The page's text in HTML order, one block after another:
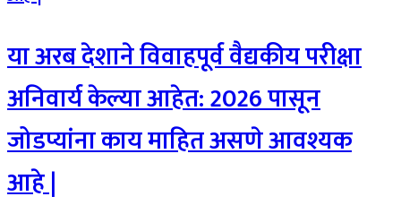
या अरब देशाने विवाहपूर्व वैद्यकीय परीक्षा
अनिवार्य केल्या आहेत: 2026 पासून
जोडप्यांना काय माहित असणे आवश्यक
आहे |